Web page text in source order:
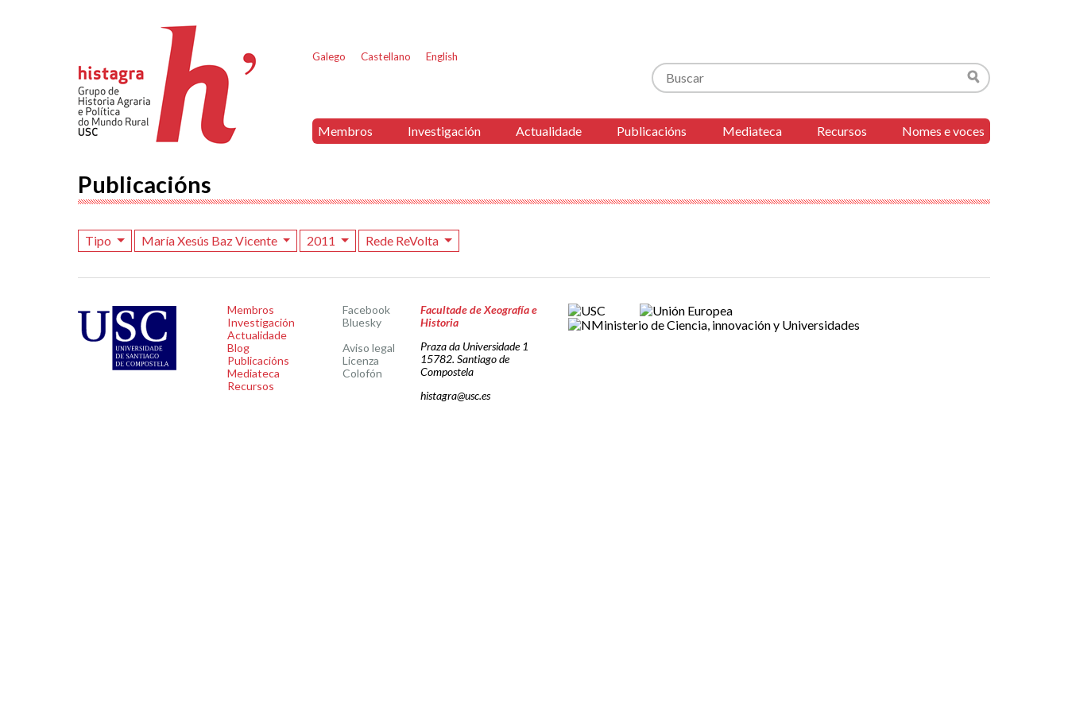
Galego Castellano English
Buscar
Buscar
Membros Investigación Actualidade Publicacións Mediateca Recursos Nomes e voces
Publicacións
Tipo María Xesús Baz Vicente 2011 Rede ReVolta
Membros
Investigación
Actualidade
Blog
Publicacións
Mediateca
Recursos
Facebook
Bluesky
Aviso legal
Licenza
Colofón
Facultade de Xeografía e
Historia
Praza da Universidade 1
15782. Santiago de
Compostela
histagra@usc.es